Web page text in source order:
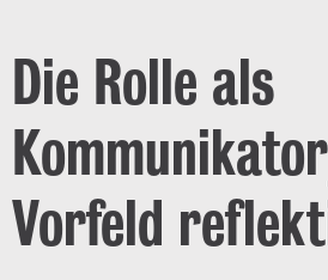
Die Rolle als
Vorfeld